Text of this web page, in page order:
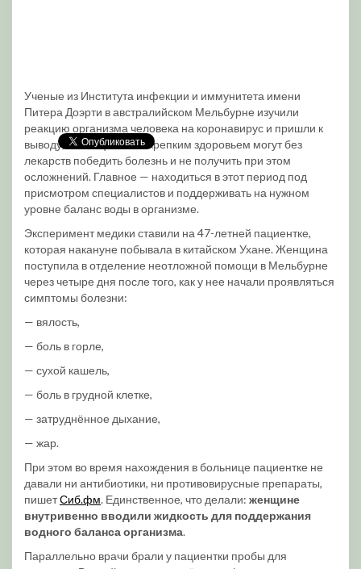
Ученые из Института инфекции и иммунитета имени
Питера Доэрти в австралийском Мельбурне изучили
реакцию организма человека на коронавирус и пришли к
выводу, что пациенты с крепким здоровьем могут без
лекарств победить болезнь и не получить при этом
осложнений. Главное — находиться в этот период под
присмотром специалистов и поддерживать на нужном
уровне баланс воды в организме.
Эксперимент медики ставили на 47-летней пациентке,
которая накануне побывала в китайском Ухане. Женщина
поступила в отделение неотложной помощи в Мельбурне
через четыре дня после того, как у нее начали проявляться
симптомы болезни:
— вялость,
— боль в горле,
— сухой кашель,
— боль в грудной клетке,
— затруднённое дыхание,
— жар.
При этом во время нахождения в больнице пациентке не
давали ни антибиотики, ни противовирусные препараты,
пишетСиб.фм. Единственное, что делали: женщине
внутривенно вводили жидкость для поддержания
водного баланса организма.
Параллельно врачи брали у пациентки пробы для